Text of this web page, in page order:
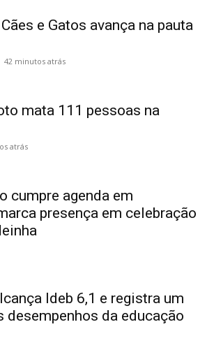
e Gatos avança na pauta
42 minutos atrás
mata 111 pessoas na
atrás
cumpre agenda em
presença em celebração
Ideb 6,1 e registra um
desempenhos da educação